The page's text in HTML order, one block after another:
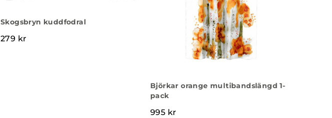
Skogsbryn kuddfodral
279 kr
Björkar orange multibandslängd 1-
pack
995 kr